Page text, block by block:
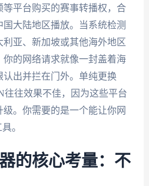
平台购买的赛事转播权，合
国大陆地区播放。当系统检测
亚、新加坡或其他海外地区
你的网络请求就像一封盖着海
出并拦在门外。单纯更换
往往效果不佳，因为这些平台
。你需要的是一个能让你网
。
的核心考量：不